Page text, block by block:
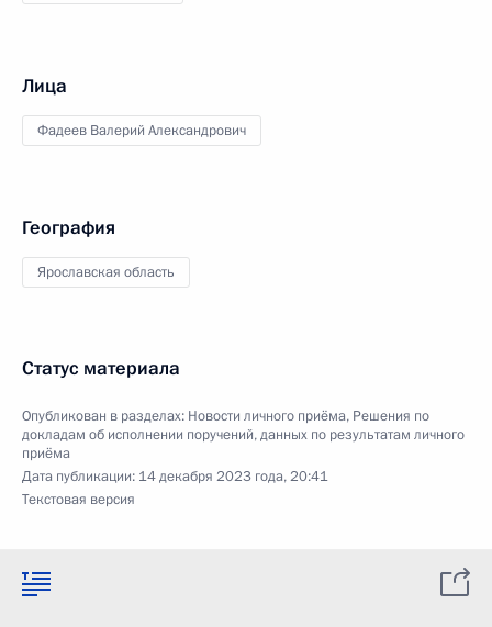
Лица
Фадеев Валерий Александрович
География
Ярославская область
Статус материала
Опубликован в разделах: Новости личного приёма, Решения по
докладам об исполнении поручений, данных по результатам личного
приёма
Дата публикации: 14 декабря 2023 года, 20:41
Текстовая версия